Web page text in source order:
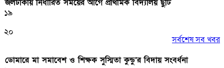
জলঢাকায় নির্ধারিত সময়ের আগে প্রাথমিক বিদ্যালয় ছুটি
১৯
২০
সর্বশেষ সব খবর
ডোমারে মা সমাবেশ ও শিক্ষক সুস্মিতা কুন্ডু’র বিদায় সংবর্ধনা